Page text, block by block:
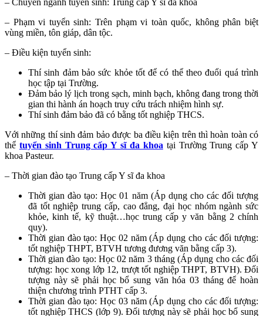
– Phạm vi tuyển sinh: Trên phạm vi toàn quốc, không phân biệt
vùng miền, tôn giáp, dân tộc.
– Điều kiện tuyển sinh:
Thí sinh đảm bảo sức khỏe tốt để có thể theo đuổi quá trình
học tập tại Trường.
Đảm bảo lý lịch trong sạch, minh bạch, không đang trong thời
gian thi hành án hoạch truy cứu trách nhiệm hình sự.
Thí sinh đảm bảo đã có bằng tốt nghiệp THCS.
Với những thí sinh đảm bảo được ba điều kiện trên thì hoàn toàn có
thể tuyển sinh Trung cấp Y sĩ đa khoa tại Trường Trung cấp Y
khoa Pasteur.
– Thời gian đào tạo Trung cấp Y sĩ đa khoa
Thời gian đào tạo: Học 01 năm (Áp dụng cho các đối tượng
đã tốt nghiệp trung cấp, cao đẳng, đại học nhóm ngành sức
khỏe, kinh tế, kỹ thuật…học trung cấp y văn bằng 2 chính
quy).
Thời gian đào tạo: Học 02 năm (Áp dụng cho các đối tượng:
tốt nghiệp THPT, BTVH tương đương văn bằng cấp 3).
Thời gian đào tạo: Học 02 năm 3 tháng (Áp dụng cho các đối
tượng: học xong lớp 12, trượt tốt nghiệp THPT, BTVH). Đối
tượng này sẽ phải học bổ sung văn hóa 03 tháng để hoàn
thiện chương trình PTHT cấp 3.
Thời gian đào tạo: Học 03 năm (Áp dụng cho các đối tượng:
tốt nghiệp THCS (lớp 9). Đối tượng này sẽ phải học bổ sung